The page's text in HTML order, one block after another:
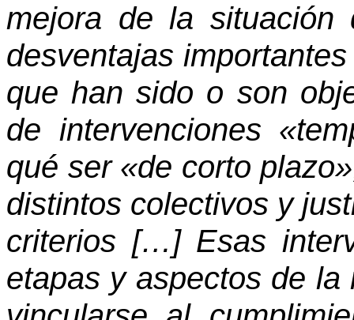
mejora de la situación
desventajas
que han sido o son
de intervenciones
qué ser «de corto
distintos colectivos y
criterios […] Esas
etapas y aspectos de